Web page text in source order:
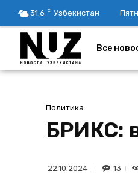
31.6 C Узбекистан
Все
Политика
БРИКС:
22.10.2024 13